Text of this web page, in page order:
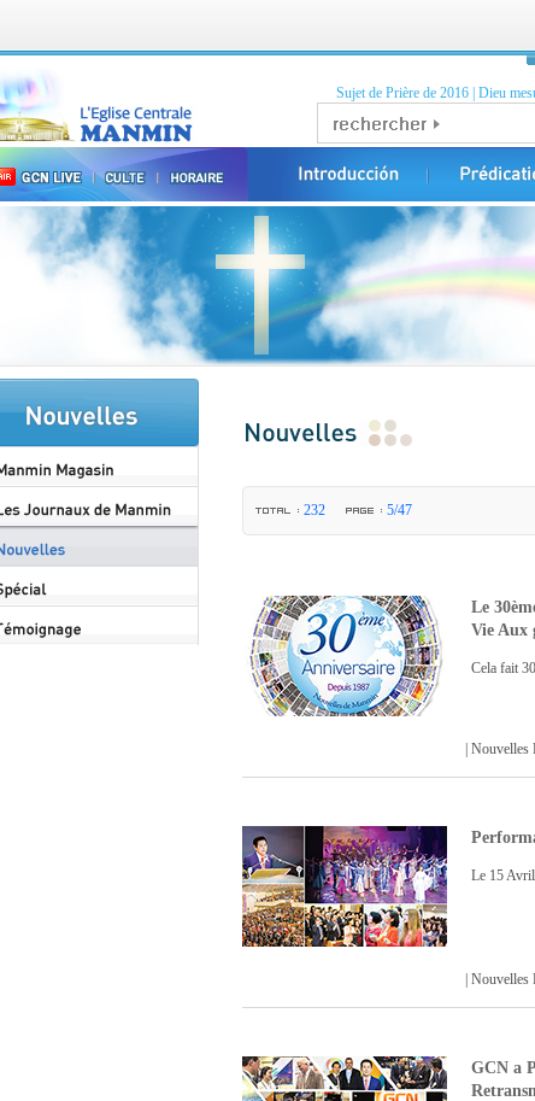
Sujet de Prière de 2016 Dieu
232 5/47
Le
Vie Aux
Cela fait
|
Le 15 Avril
|
GCN a